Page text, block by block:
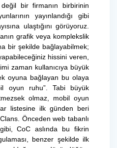
bir firmanın birbirinin
yayınlandığı gibi
ulaştığını görüyoruz.
grafik veya komplekslik
bir şekilde bağlayabilmek;
hissini veren,
zaman kullanıcıya büyük
oyuna bağlayan bu olaya
oyun ruhu”. Tabi büyük
olmaz, mobil oyun
listesine ilk günden beri
Önceden web tabanlı
CoC aslında bu fikrin
benzer şekilde ilk